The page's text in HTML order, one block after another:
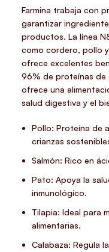
Farmina trabaja con
garantizar
productos. La línea
como cordero, pollo
ofrece excelentes
96% de proteínas de
ofrece una
salud digestiva y el
Pollo: Proteína de
crianzas
Salmón: Rico en
Pato: Apoya la
inmunológico.
Tilapia: Ideal para
alimentarias.
Calabaza: Regula